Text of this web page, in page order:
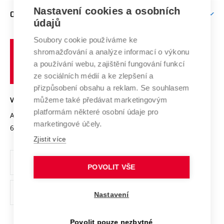
E-přihláška
Doktorské studium
Podpora podnikání
Mezinárodní vědecká rada
Systém zajišťování kvality výzkumu
Výzkumné infrastruktury
Transfer znalostí
Open Science
Projekty
Projekty ze strukturálních fondů
Specifický výzkum
Zahraniční spolupráce
Spolupráce se školami
Služby univerzity
Mezinárodní dohody
Univerzitní sítě
O UNIVERZITĚ
Profil univerzity
Udržitelná univerzita
Podnikavá univerzita / ContriBUTe
Bezpečná univerzita
Vyznamenání
Organizační struktura
Ochrana osobních údajů
odkaz)
učení
technické
VYSOKÉ UČENÍ TECHNICKÉ V BRNĚ
Antonínská 548/1
602 00 Brno
www.vut.cz
vut@vutbr.cz
Nastavení cookies a osobních
údajů
Soubory cookie používáme ke
shromažďování a analýze informací o výkonu
a používání webu, zajištění fungování funkcí
ze sociálních médií a ke zlepšení a
přizpůsobení obsahu a reklam. Se souhlasem
můžeme také předávat marketingovým
platformám některé osobní údaje pro
marketingové účely.
Zjistit více
POVOLIT VŠE
Nastavení
Povolit pouze nezbytné